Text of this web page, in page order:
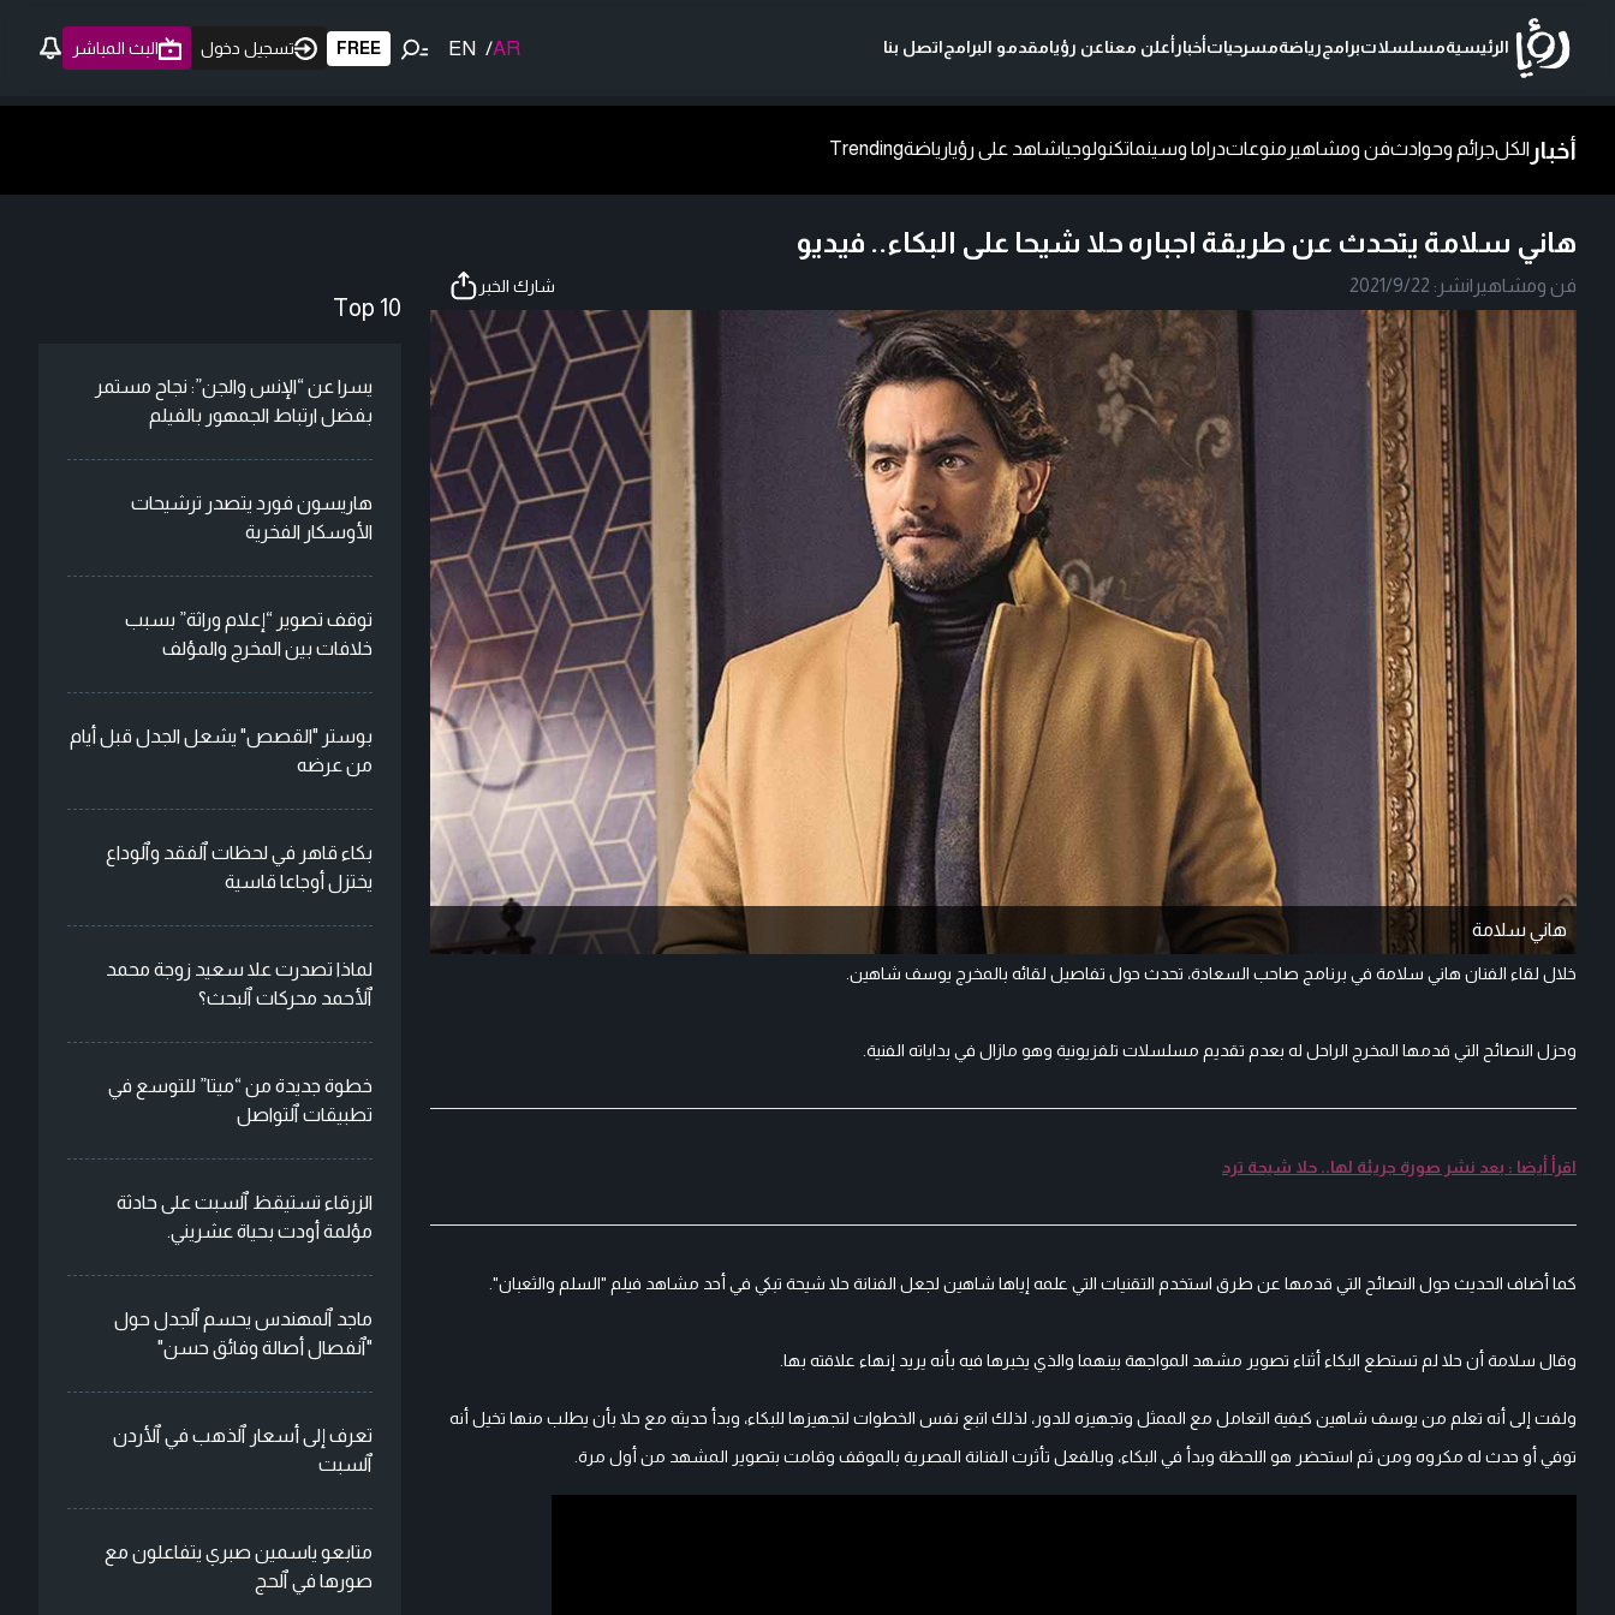
الرئيسيةمسلسلاتبرامجرياضةمسرحياتأخبارأعلن معناعن رؤيامقدمو البرامجاتصل بنا AR
/
EN
FREE تسجيل دخول البث المباشر
أخبار الكلجرائم وحوادثفن ومشاهير منوعاتدراما وسينماتكنولوجياشاهد على رؤيارياضةTrending
هاني سلامة يتحدث عن طريقة اجباره حلا شيحا على البكاء.. فيديو
فن ومشاهير |نشر: 2021/9/22 شارك الخبر
هاني سلامة
خلال لقاء الفنان هاني سلامة في برنامج صاحب السعادة، تحدث حول تفاصيل لقائه بالمخرج يوسف شاهين.
وحزل النصائح التي قدمها المخرج الراحل له بعدم تقديم مسلسلات تلفزيونية وهو مازال في بداياته الفنية.
اقرأ أيضا : بعد نشر صورة جريئة لها.. حلا شيحة ترد
كما أضاف الحديث حول النصائح التي قدمها عن طرق استخدم التقنيات التي علمه إياها شاهين لجعل الفنانة حلا شيحة تبكي في أحد مشاهد فيلم "السلم والثعبان".
وقال سلامة أن حلا لم تستطع البكاء أثناء تصوير مشهد المواجهة بينهما والذي يخبرها فيه بأنه يريد إنهاء علاقته بها.
ولفت إلى أنه تعلم من يوسف شاهين كيفية التعامل مع الممثل وتجهيزه للدور، لذلك اتبع نفس الخطوات لتجهيزها للبكاء، وبدأ حديثه مع حلا بأن يطلب منها تخيل أنه
توفي أو حدث له مكروه ومن ثم استحضر هو اللحظة وبدأ في البكاء، وبالفعل تأثرت الفنانة المصرية بالموقف وقامت بتصوير المشهد من أول مرة.
Top 10
يسرا عن “الإنس والجن”: نجاح مستمر
بفضل ارتباط الجمهور بالفيلم
هاريسون فورد يتصدر ترشيحات
الأوسكار الفخرية
توقف تصوير “إعلام وراثة” بسبب
خلافات بين المخرج والمؤلف
بوستر "القصص" يشعل الجدل قبل أيام
من عرضه
بكاء قاهر في لحظات ٱلفقد وٱلوداع
يختزل أوجاعا قاسية
لماذا تصدرت علا سعيد زوجة محمد
ٱلأحمد محركات ٱلبحث؟
خطوة جديدة من “ميتا” للتوسع في
تطبيقات ٱلتواصل
الزرقاء تستيقظ ٱلسبت على حادثة
مؤلمة أودت بحياة عشريني.
ماجد ٱلمهندس يحسم ٱلجدل حول
"ٱنفصال أصالة وفائق حسن"
تعرف إلى أسعار ٱلذهب في ٱلأردن
ٱلسبت
متابعو ياسمين صبري يتفاعلون مع
صورها في ٱلحج